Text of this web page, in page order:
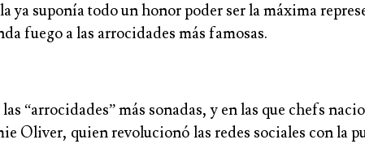
ya suponía todo un honor poder ser la máxima
fuego a las arrocidades más famosas.
“arrocidades” más sonadas, y en las que chefs
Oliver, quien revolucionó las redes sociales con la